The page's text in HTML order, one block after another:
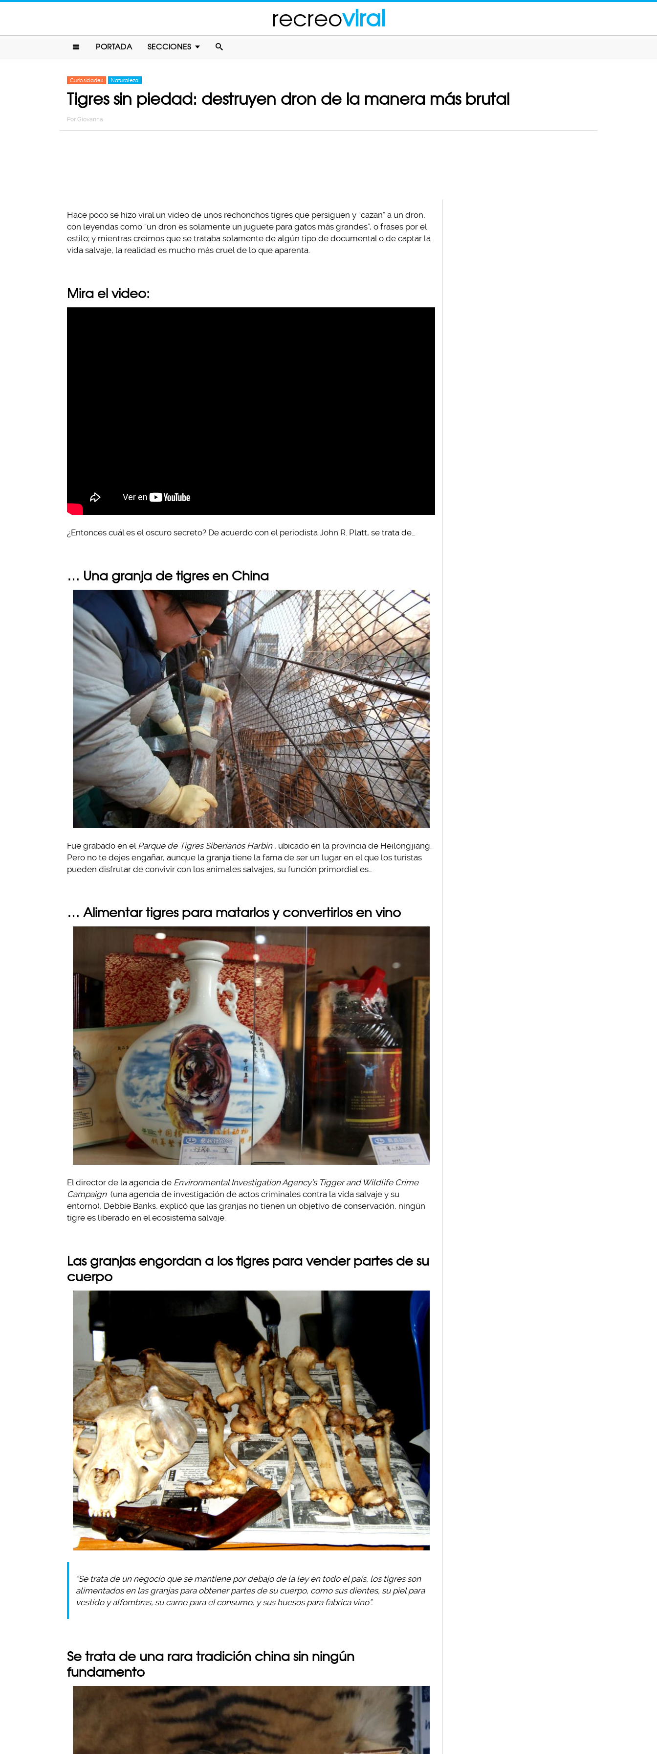
recreoviral
PORTADA SECCIONES
Curiosidades Naturaleza
Tigres sin piedad: destruyen dron de la manera más brutal
Por Giovanna
Hace poco se hizo viral un video de unos rechonchos tigres que persiguen y “cazan” a un dron,
con leyendas como “un dron es solamente un juguete para gatos más grandes”, o frases por el
estilo; y mientras creímos que se trataba solamente de algún tipo de documental o de captar la
vida salvaje, la realidad es mucho más cruel de lo que aparenta.
Mira el video:
¿Entonces cuál es el oscuro secreto? De acuerdo con el periodista John R. Platt, se trata de…
… Una granja de tigres en China
Fue grabado en el Parque de Tigres Siberianos Harbin , ubicado en la provincia de Heilongjiang.
Pero no te dejes engañar, aunque la granja tiene la fama de ser un lugar en el que los turistas
pueden disfrutar de convivir con los animales salvajes, su función primordial es…
… Alimentar tigres para matarlos y convertirlos en vino
El director de la agencia de Environmental Investigation Agency’s Tigger and Wildlife Crime
Campaign (una agencia de investigación de actos criminales contra la vida salvaje y su
entorno), Debbie Banks, explicó que las granjas no tienen un objetivo de conservación, ningún
tigre es liberado en el ecosistema salvaje.
Las granjas engordan a los tigres para vender partes de su
cuerpo
“Se trata de un negocio que se mantiene por debajo de la ley en todo el país, los tigres son
alimentados en las granjas para obtener partes de su cuerpo, como sus dientes, su piel para
vestido y alfombras, su carne para el consumo, y sus huesos para fabrica vino”.
Se trata de una rara tradición china sin ningún
fundamento